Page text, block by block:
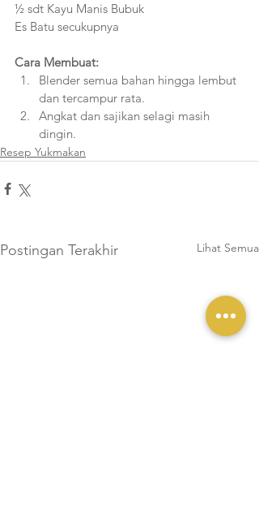
½ sdt Kayu Manis Bubuk
Es Batu secukupnya
Cara Membuat:
Blender semua bahan hingga lembut
dan tercampur rata.
Angkat dan sajikan selagi masih
dingin.
Resep Yukmakan
Postingan Terakhir Lihat Semua